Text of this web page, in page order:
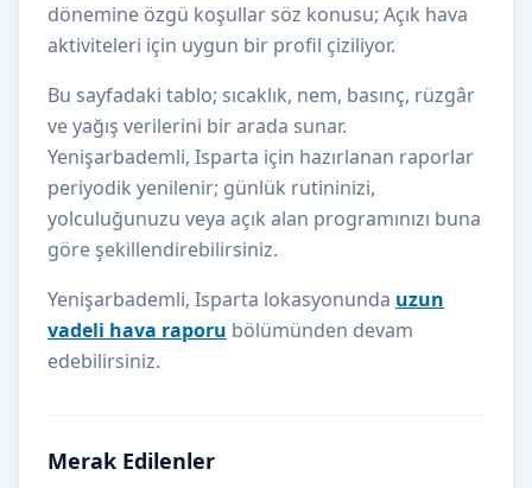
dönemine özgü koşullar söz konusu; Açık hava
aktiviteleri için uygun bir profil çiziliyor.
Bu sayfadaki tablo; sıcaklık, nem, basınç, rüzgâr
ve yağış verilerini bir arada sunar.
Yenişarbademli, Isparta için hazırlanan raporlar
periyodik yenilenir; günlük rutininizi,
yolculuğunuzu veya açık alan programınızı buna
göre şekillendirebilirsiniz.
Yenişarbademli, Isparta lokasyonunda uzun
vadeli hava raporu bölümünden devam
edebilirsiniz.
Merak Edilenler